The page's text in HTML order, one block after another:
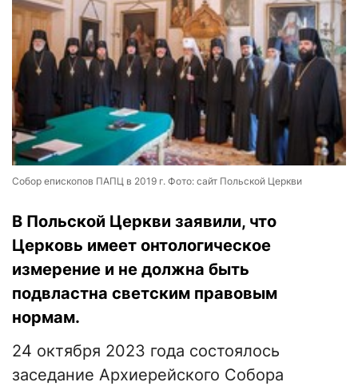
Собор епископов ПАПЦ в 2019 г. Фото: сайт Польской Церкви
В Польской Церкви заявили, что
Церковь имеет онтологическое
измерение и не должна быть
подвластна светским правовым
нормам.
24 октября 2023 года состоялось
заседание Архиерейского Собора